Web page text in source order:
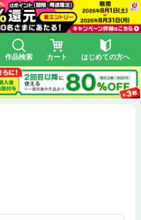
作品検索 カート はじめての方へ